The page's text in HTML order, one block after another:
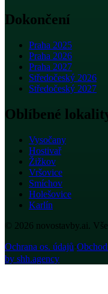
Dokončení
Praha 2025
Praha 2026
Praha 2027
Středočeský 2026
Středočeský 2027
Oblíbené
Vysočany
Hostivař
Žižkov
Vršovice
Smíchov
Holešovice
Karlín
© 2026 novostavby.ai.
Ochrana os. údajů·
by shh.agency